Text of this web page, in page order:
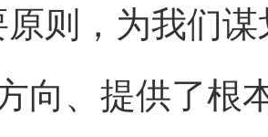
原则，为我们
向、提供了根